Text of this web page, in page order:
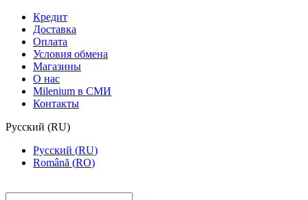
Кредит
Доставка
Оплата
Условия обмена
Магазины
О нас
Milenium в СМИ
Контакты
Русский (RU)
Русский (RU)
Română (RO)